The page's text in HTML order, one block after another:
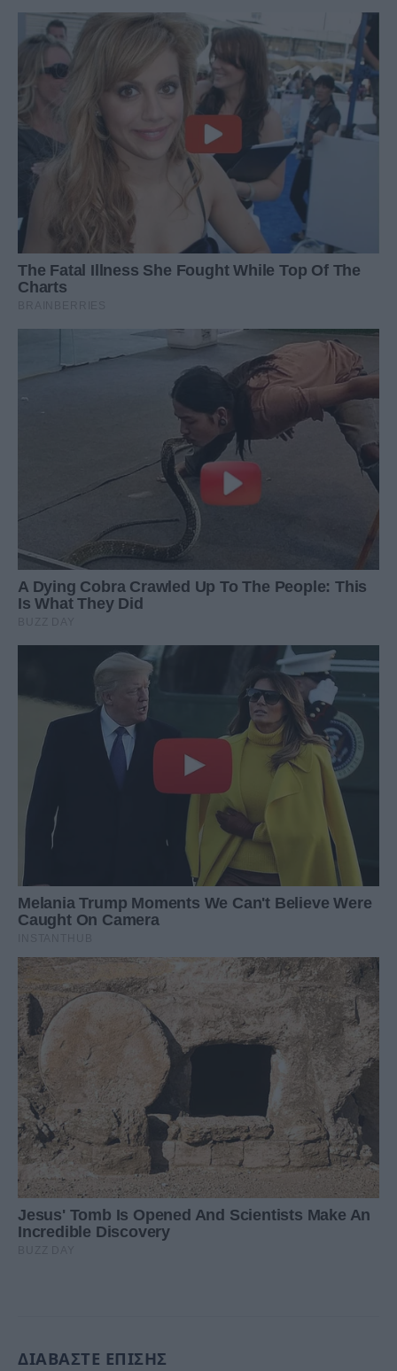
ΔΙΑΒΑΣΤΕ ΕΠΙΣΗΣ